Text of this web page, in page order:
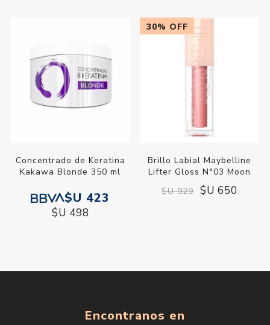
Concentrado de Keratina
Kakawa Blonde 350 ml
$U 423
$U 498
30% OFF
Brillo Labial Maybelline
Lifter Gloss N°03 Moon
$U 929 $U 650
Encontranos en